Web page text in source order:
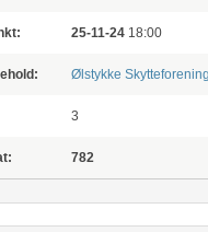
25-11-24 18:00
Ølstykke Skytteforening
3
782